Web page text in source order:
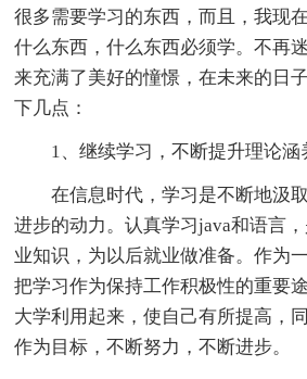
很多需要学习的东西，而且，我现
什么东西，什么东西必须学。不再
来充满了美好的憧憬，在未来的日
下几点：
1、继续学习，不断提升理论涵
在信息时代，学习是不断地汲
进步的动力。认真学习java和语言
业知识，为以后就业做准备。作为
把学习作为保持工作积极性的重要
大学利用起来，使自己有所提高，
作为目标，不断努力，不断进步。